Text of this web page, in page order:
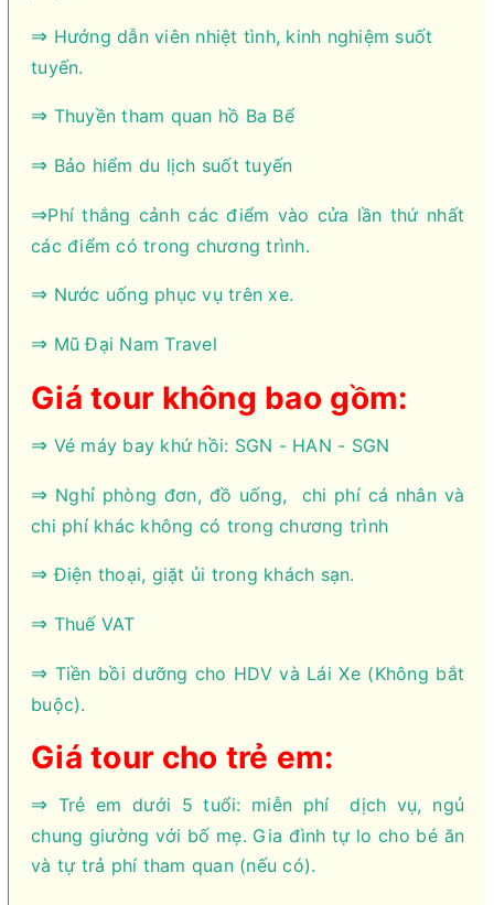
⇒ Hướng dẫn viên nhiệt tình, kinh nghiệm suốt
tuyến.
⇒ Thuyền tham quan hồ Ba Bể
⇒ Bảo hiểm du lịch suốt tuyến
⇒Phí thắng cảnh các điểm vào cửa lần thứ nhất
các điểm có trong chương trình.
⇒ Nước uống phục vụ trên xe.
⇒ Mũ Đại Nam Travel
Giá tour không bao gồm:
⇒ Vé máy bay khứ hồi: SGN - HAN - SGN
⇒ Nghỉ phòng đơn, đồ uống, chi phí cá nhân và
chi phí khác không có trong chương trình
⇒Điện thoại, giặt ủi trong khách sạn.
⇒ Thuế VAT
⇒ Tiền bồi dưỡng cho HDV và Lái Xe (Không bắt
buộc).
Giá tour cho trẻ em:
⇒ Trẻ em dưới 5 tuổi: miễn phí dịch vụ, ngủ
chung giường với bố mẹ. Gia đình tự lo cho bé ăn
và tự trả phí tham quan (nếu có).